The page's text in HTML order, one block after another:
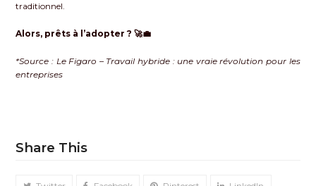
traditionnel.
Alors, prêts à l’adopter ? 🚀💼
*Source : Le Figaro – Travail hybride : une vraie révolution pour les
entreprises
Share This